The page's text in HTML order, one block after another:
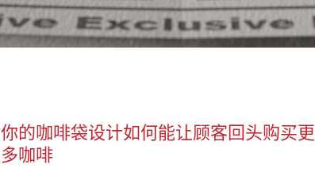
你的咖啡袋设计如何能让顾客回头购买更
多咖啡